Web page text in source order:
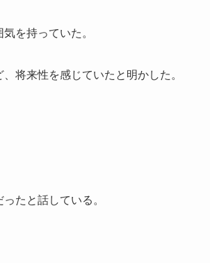
を持っていた。
将来性を感じていたと明かした。
たと話している。